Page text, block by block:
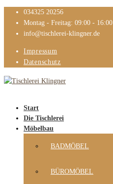
034325 20256
Montag - Freitag: 09:00 - 16:00
info@tischlerei-klingner.de
Impressum
Datenschutz
Start
Die Tischlerei
Möbelbau
BADMÖBEL
BÜROMÖBEL